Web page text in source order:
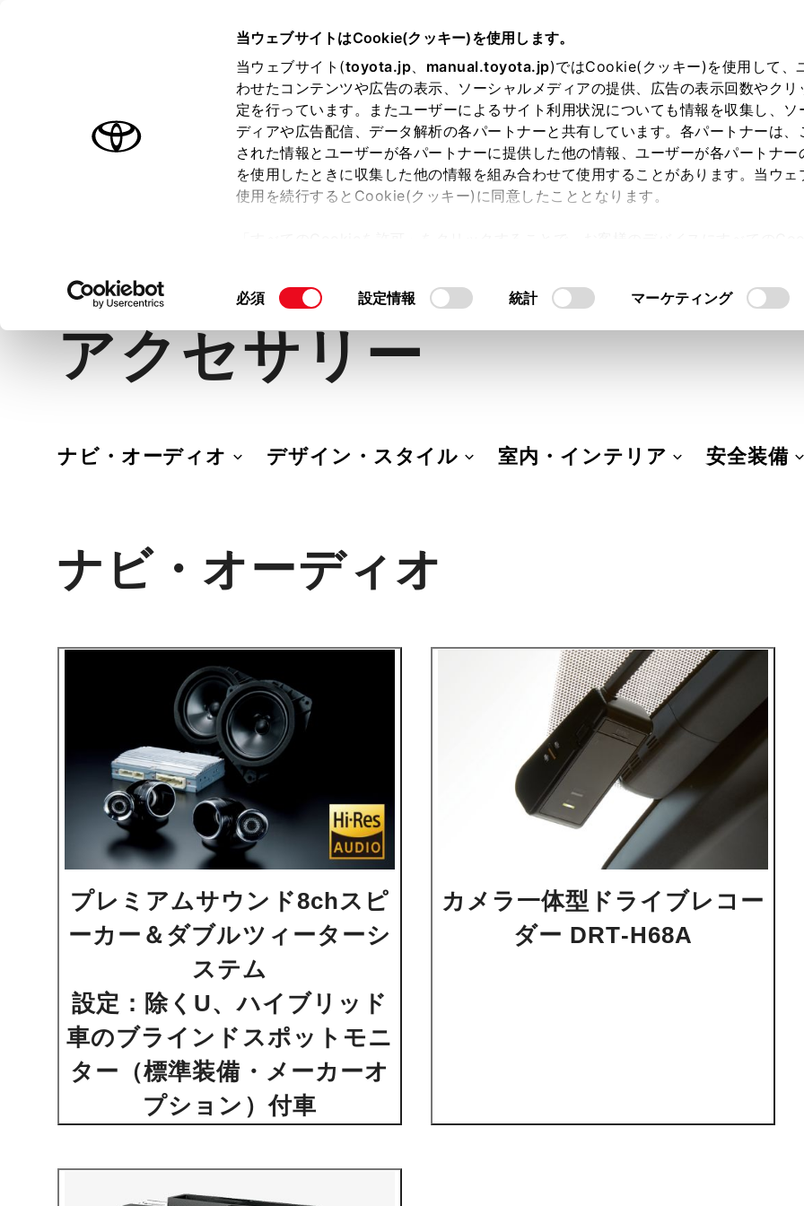
当ウェブサイトはCookie(クッキー)を使用します。
当ウェブサイト(toyota.jp、 manual.toyota.jp)ではCookie(クッキー)を使用して、
わせたコンテンツや広告の表示、ソーシャルメディアの提供、広告の表示回数やクリ
定を行っています。またユーザーによるサイト利用状況についても情報を収集し、ソ
ディアや広告配信、データ解析の各パートナーと共有しています。各パートナーは、
された情報とユーザーが各パートナーに提供した他の情報、ユーザーが各パートナー
を使用したときに収集した他の情報を組み合わせて使用することがあります。当ウェ
使用を続行するとCookie(クッキー)に同意したこととなります。
て」をご覧ください。
同
の
必須 設定情報 統計 マーケティング
オーナーサポート トピックス
ヤリス クロス
アクセサリー
ナビ・オーディオ デザイン・スタイル 室内・インテリア 安全装備
ナビ・オーディオ
プレミアムサウンド8chスピ
ーカー＆ダブルツィーターシ
ステム
設定：除くU、ハイブリッド
車のブラインドスポットモニ
ター（標準装備・メーカーオ
プション）付車
カメラ一体型ドライブレコー
ダー DRT-H68A